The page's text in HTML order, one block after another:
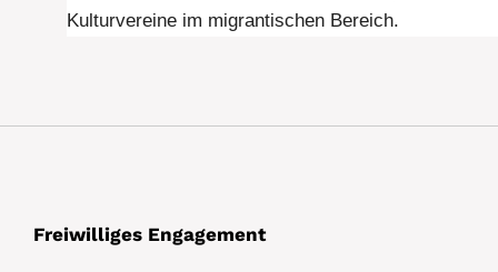
Kulturvereine im migrantischen Bereich.
Freiwilliges Engagement